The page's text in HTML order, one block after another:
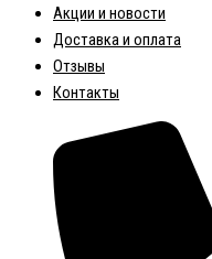
Акции и новости
Доставка и оплата
Отзывы
Контакты